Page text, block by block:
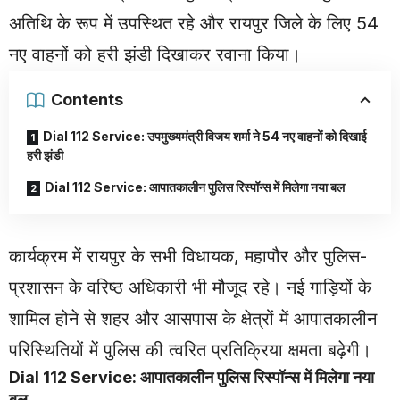
अतिथि के रूप में उपस्थित रहे और रायपुर जिले के लिए 54
नए वाहनों को हरी झंडी दिखाकर रवाना किया।
Contents
Dial 112 Service: उपमुख्यमंत्री विजय शर्मा ने 54 नए वाहनों को दिखाई
हरी झंडी
Dial 112 Service: आपातकालीन पुलिस रिस्पॉन्स में मिलेगा नया बल
कार्यक्रम में रायपुर के सभी विधायक, महापौर और पुलिस-
प्रशासन के वरिष्ठ अधिकारी भी मौजूद रहे। नई गाड़ियों के
शामिल होने से शहर और आसपास के क्षेत्रों में आपातकालीन
परिस्थितियों में पुलिस की त्वरित प्रतिक्रिया क्षमता बढ़ेगी।
Dial 112 Service: आपातकालीन पुलिस रिस्पॉन्स में मिलेगा नया